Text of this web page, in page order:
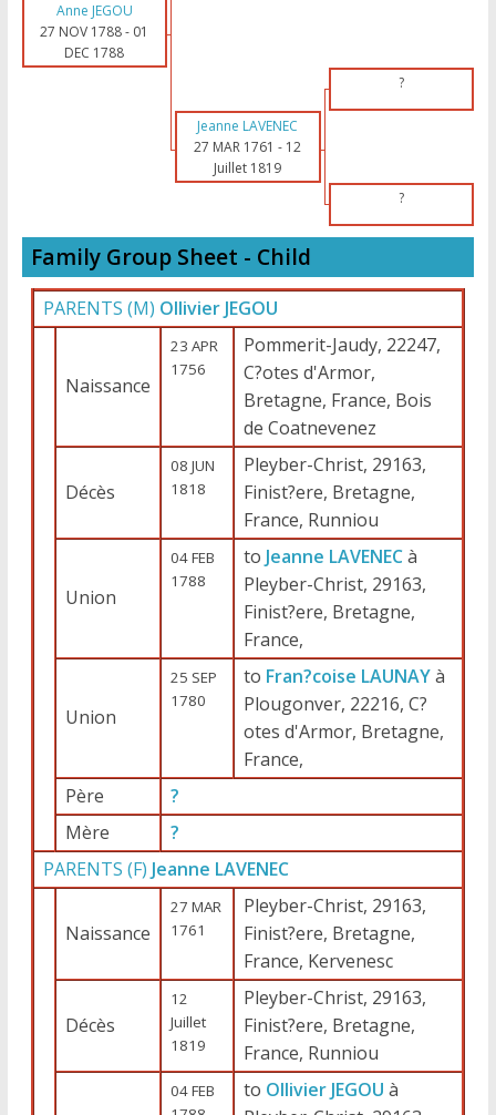
Anne JEGOU
27 NOV 1788- 01
DEC 1788
?
Jeanne LAVENEC
27 MAR 1761 - 12
Juillet 1819
?
Family Group Sheet - Child
PARENTS (M) Ollivier JEGOU
Naissance
23 APR
1756
Pommerit-Jaudy, 22247,
C?otes d'Armor,
Bretagne, France, Bois
de Coatnevenez
Décès
08 JUN
1818
Pleyber-Christ, 29163,
Finist?ere, Bretagne,
France, Runniou
Union
04 FEB
1788
to Jeanne LAVENECà
Pleyber-Christ, 29163,
Finist?ere, Bretagne,
France,
Union
25 SEP
1780
to Fran?coise LAUNAYà
Plougonver, 22216, C?
otes d'Armor, Bretagne,
France,
Père
?
Mère
?
PARENTS (F) Jeanne LAVENEC
Naissance
27 MAR
1761
Pleyber-Christ, 29163,
Finist?ere, Bretagne,
France, Kervenesc
Décès
12
Juillet
1819
Pleyber-Christ, 29163,
Finist?ere, Bretagne,
France, Runniou
04 FEB
to Ollivier JEGOU à